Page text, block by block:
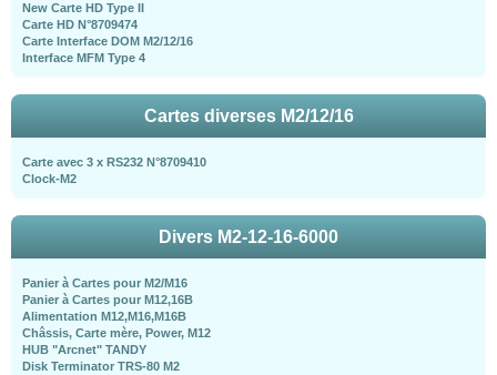
New Carte HD Type II
Carte HD N°8709474
Carte Interface DOM M2/12/16
Interface MFM Type 4
Cartes diverses M2/12/16
Carte avec 3 x RS232 N°8709410
Clock-M2
Divers M2-12-16-6000
Panier à Cartes pour M2/M16
Panier à Cartes pour M12,16B
Alimentation M12,M16,M16B
Châssis, Carte mère, Power, M12
HUB "Arcnet" TANDY
Disk Terminator TRS-80 M2